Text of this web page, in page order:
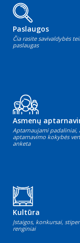
Paslaugos
Čia rasite savivaldybės
paslaugas
Asmenų
Aptarnaujami padaliniai,
aptarnavimo kokybės
anketa
Kultūra
Įstaigos, konkursai,
renginiai